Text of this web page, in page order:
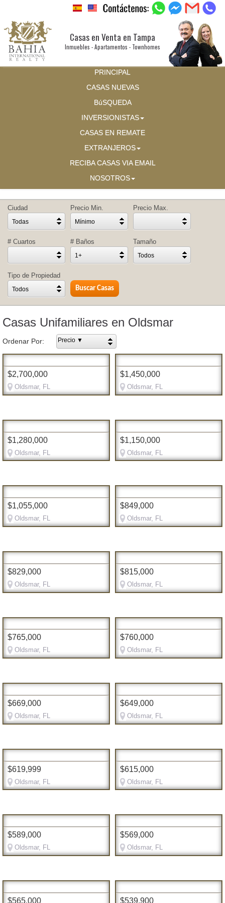
Casas en Venta en Tampa
Inmuebles - Apartamentos - Townhomes
PRINCIPAL
CASAS NUEVAS
BúSQUEDA
INVERSIONISTAS
CASAS EN REMATE
EXTRANJEROS
RECIBA CASAS VIA EMAIL
NOSOTROS
Ciudad
Todas
Precio Min.
Mínimo
Precio Max.
# Cuartos # Baños
1+
Tamaño
Todos
Tipo de Propiedad
Todos
Casas Unifamiliares en Oldsmar
Ordenar Por: Precio ▼
$2,700,000
Oldsmar, FL
$1,450,000
Oldsmar, FL
$1,280,000
Oldsmar, FL
$1,150,000
Oldsmar, FL
$1,055,000
Oldsmar, FL
$849,000
Oldsmar, FL
$829,000
Oldsmar, FL
$815,000
Oldsmar, FL
$765,000
Oldsmar, FL
$760,000
Oldsmar, FL
$669,000
Oldsmar, FL
$649,000
Oldsmar, FL
$619,999
Oldsmar, FL
$615,000
Oldsmar, FL
$589,000
Oldsmar, FL
$569,000
Oldsmar, FL
$565,000 $539,900